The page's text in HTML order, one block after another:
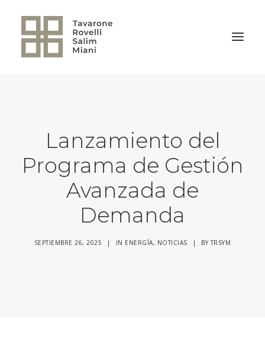
Lanzamiento del
Programa de Gestión
Avanzada de
Demanda
SEPTIEMBRE 26, 2025 | IN ENERGÍA, NOTICIAS | BYTRSYM